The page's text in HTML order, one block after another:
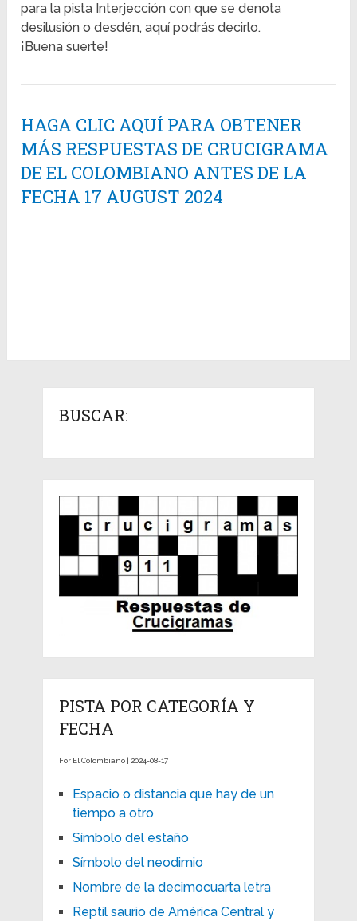
para la pista Interjección con que se denota
desilusión o desdén, aquí podrás decirlo.
¡Buena suerte!
HAGA CLIC AQUÍ PARA OBTENER
MÁS RESPUESTAS DE CRUCIGRAMA
DE EL COLOMBIANO ANTES DE LA
FECHA 17 AUGUST 2024
BUSCAR:
PISTA POR CATEGORÍA Y
FECHA
For El Colombiano | 2024-08-17
Espacio o distancia que hay de un
tiempo a otro
Símbolo del estaño
Símbolo del neodimio
Nombre de la decimocuarta letra
Reptil saurio de América Central y